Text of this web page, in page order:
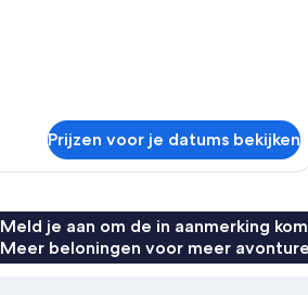
Prijzen voor je datums bekijken
Meld je aan om de in aanmerking
Meer beloningen voor meer